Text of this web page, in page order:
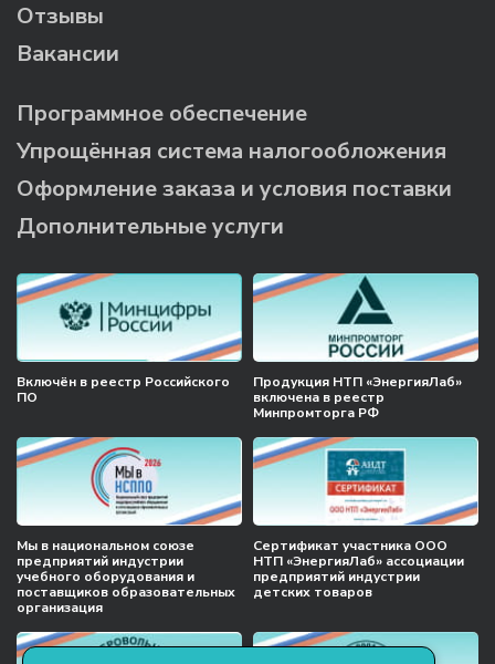
Отзывы
Вакансии
Программное обеспечение
Упрощённая система налогообложения
Оформление заказа и условия поставки
Дополнительные услуги
Включён в реестр Российского
ПО
Продукция НТП «ЭнергияЛаб»
включена в реестр
Минпромторга РФ
Мы в национальном союзе
предприятий индустрии
учебного оборудования и
поставщиков образовательных
организация
Сертификат участника ООО
НТП «ЭнергияЛаб» ассоциации
предприятий индустрии
детских товаров